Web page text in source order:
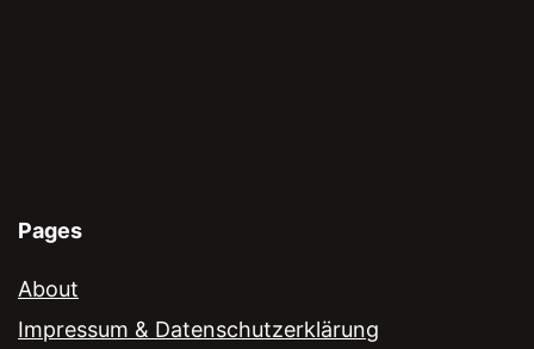
Pages
About
Impressum & Datenschutzerklärung